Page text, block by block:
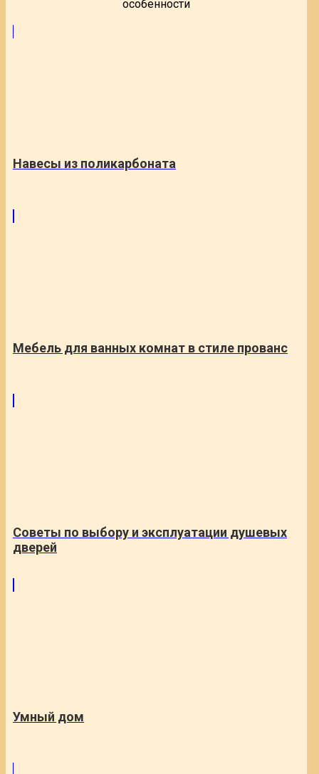
Навесы из поликарбоната
Мебель для ванных комнат в стиле прованс
Советы по выбору и эксплуатации душевых
дверей
Умный дом